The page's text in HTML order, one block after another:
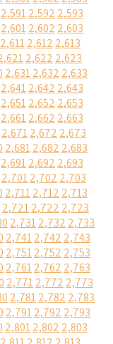
2,5912,592 2,593
2,6012,602 2,603
2,6112,612 2,613
2,622 2,623
2,6312,632 2,633
2,6412,642 2,643
2,6512,652 2,653
2,6612,662 2,663
2,6712,672 2,673
2,6812,682 2,683
2,6912,692 2,693
2,7012,702 2,703
2,7112,712 2,713
2,7212,722 2,723
2,7312,732 2,733
2,7412,742 2,743
2,7512,752 2,753
2,7612,762 2,763
2,7712,772 2,773
2,7812,782 2,783
2,7912,792 2,793
2,8012,802 2,803